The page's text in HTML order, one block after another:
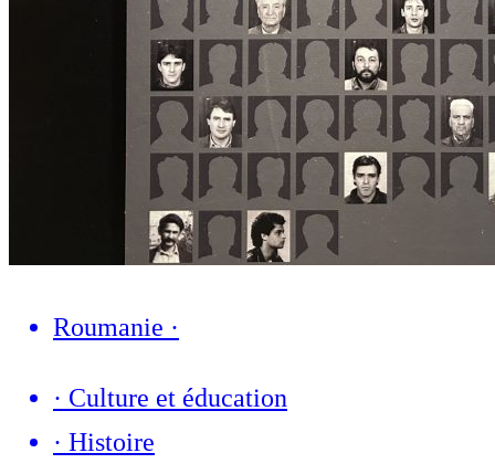
Roumanie ·
· Culture et éducation
· Histoire